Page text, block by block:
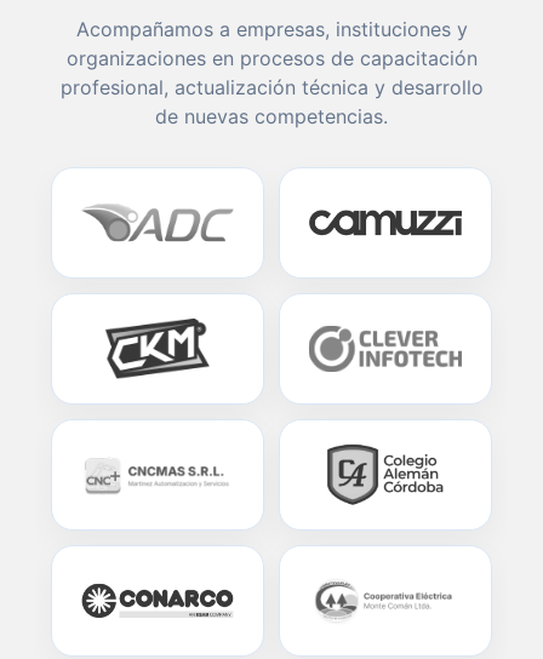
Acompañamos a empresas, instituciones y
organizaciones en procesos de capacitación
profesional, actualización técnica y desarrollo
de nuevas competencias.